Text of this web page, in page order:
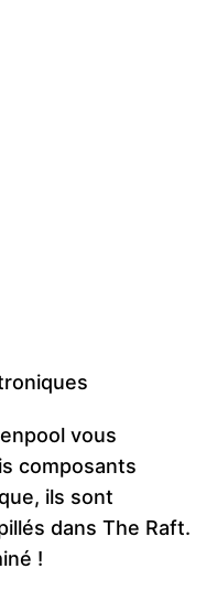
vous
composants
ils sont
dans The Raft.
!